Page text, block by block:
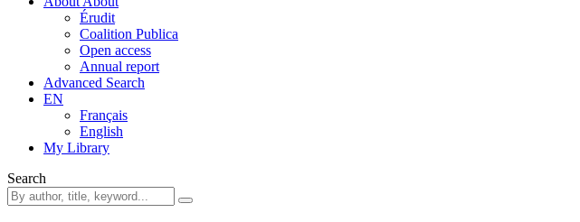
Érudit
Coalition Publica
Open access
Annual report
Advanced Search
EN
Français
English
My Library
Search